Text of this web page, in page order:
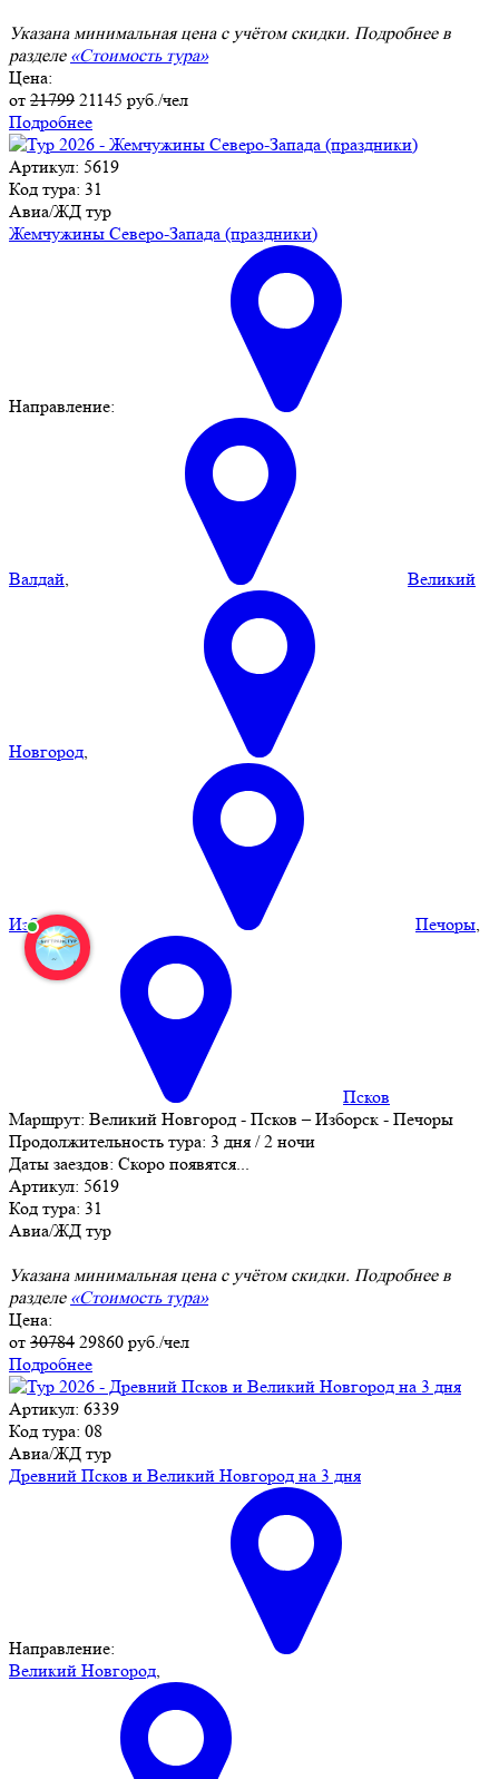
Указана минимальная цена с учётом скидки. Подробнее в
разделе «Стоимость тура»
Цена:
от 21799 21145 руб./чел
Подробнее
Артикул: 5619
Код тура: 31
Авиа/ЖД тур
Жемчужины Северо-Запада (праздники)
Направление:
Валдай, Великий
Новгород,
Изборск, Печоры,
Псков
Маршрут: Великий Новгород - Псков – Изборск - Печоры
Продолжительность тура: 3 дня / 2 ночи
Даты заездов: Скоро появятся...
Артикул: 5619
Код тура: 31
Авиа/ЖД тур
Указана минимальная цена с учётом скидки. Подробнее в
разделе «Стоимость тура»
Цена:
от 30784 29860 руб./чел
Подробнее
Артикул: 6339
Код тура: 08
Авиа/ЖД тур
Древний Псков и Великий Новгород на 3 дня
Направление:
Великий Новгород,